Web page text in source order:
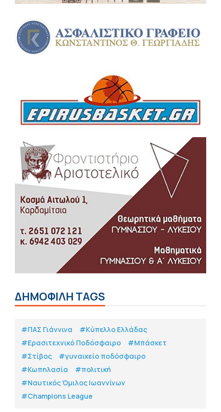
ΔΗΜΟΦΙΛΗ TAGS
#ΠΑΣ Γιάννινα
#Κύπελλο Ελλάδας
#Eρασιτεχνικό Ποδόσφαιρο
#Μπάσκετ
#Στίβος
#γυναικείο ποδόσφαιρο
#Κωπηλασία
#πολιτική
#Ναυτικός Όμιλος Ιωαννίνων
#Champions League